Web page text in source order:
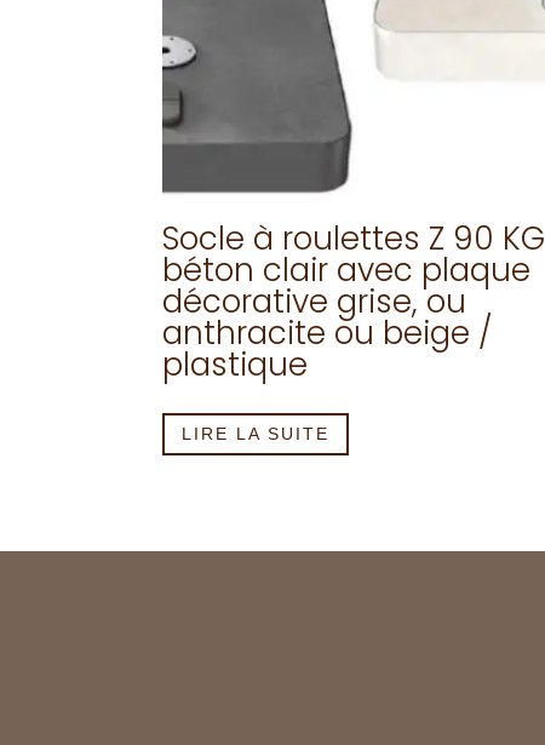
Socle à roulettes Z 90 KG
béton clair avec plaque
décorative grise, ou
anthracite ou beige /
plastique
LIRE LA SUITE